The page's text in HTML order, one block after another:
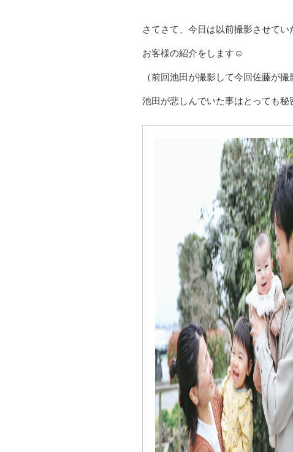
さてさて、今日は以前撮影させてい
お客様の紹介をします☺
（前回池田が撮影して今回佐藤が
池田が悲しんでいた事はとっても秘